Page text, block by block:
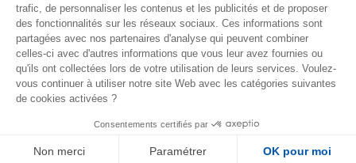
Liens utiles
Mentions légales
Données personnelles
trafic, de personnaliser les contenus et les publicités et de proposer
des fonctionnalités sur les réseaux sociaux. Ces informations sont
partagées avec nos partenaires d'analyse qui peuvent combiner
celles-ci avec d'autres informations que vous leur avez fournies ou
qu'ils ont collectées lors de votre utilisation de leurs services. Voulez-
vous continuer à utiliser notre site Web avec les catégories suivantes
de cookies activées ?
Consentements certifiés par
Non merci Paramétrer OK pour moi